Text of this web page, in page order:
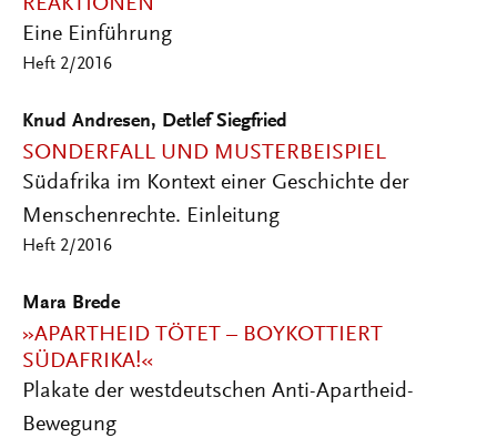
REAKTIONEN
Eine Einführung
Heft 2/2016
Knud Andresen, Detlef Siegfried
SONDERFALL UND MUSTERBEISPIEL
Südafrika im Kontext einer Geschichte der
Menschenrechte. Einleitung
Heft 2/2016
Mara Brede
»APARTHEID TÖTET – BOYKOTTIERT
SÜDAFRIKA!«
Plakate der westdeutschen Anti-Apartheid-
Bewegung